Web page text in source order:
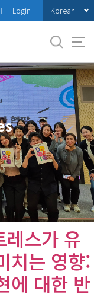
Login Korean
스가 유
치는 영향:
에 대한 반